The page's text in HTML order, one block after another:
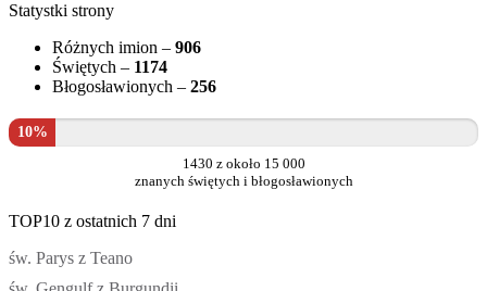
Statystki strony
Różnych imion – 906
Świętych – 1174
Błogosławionych – 256
10%
1430 z około 15 000
znanych świętych i błogosławionych
TOP10 z ostatnich 7 dni
św. Parys z Teano